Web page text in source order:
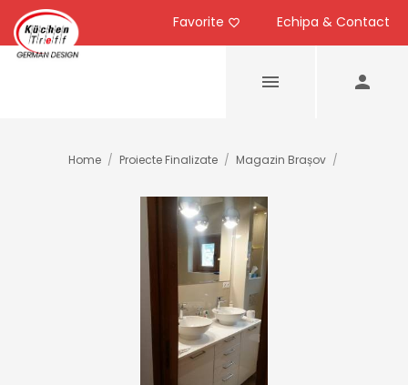
Echipa & Contact
Favorite
Home / Proiecte Finalizate / Magazin Brașov /